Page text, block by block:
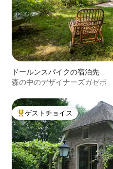
ドールンスパイクの宿泊先
森の中のデザイナーズガゼボ
大好評のゲストチョイスです。
ゲストチョイス